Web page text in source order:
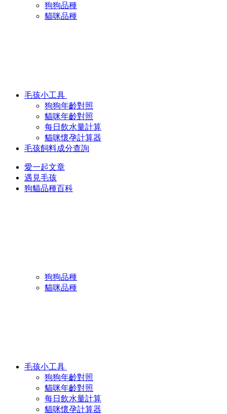
狗狗品種
貓咪品種
毛孩小工具
狗狗年齡對照
貓咪年齡對照
每日飲水量計算
貓咪懷孕計算器
毛孩飼料成分查詢
愛一起文章
遇見毛孩
狗貓品種百科
狗狗品種
貓咪品種
毛孩小工具
狗狗年齡對照
貓咪年齡對照
每日飲水量計算
貓咪懷孕計算器